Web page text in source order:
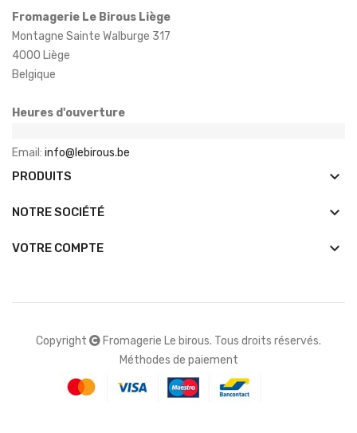
Fromagerie Le Birous Liège
Montagne Sainte Walburge 317
4000 Liège
Belgique
Heures d'ouverture
Email: info@lebirous.be
PRODUITS keyboard_arrow_down
NOTRE SOCIÉTÉ keyboard_arrow_down
VOTRE COMPTE 
Copyright
Fromagerie Le birous. Tous droits réservés.
Méthodes de paiement